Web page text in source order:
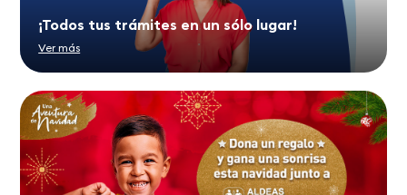
¡Todos tus trámites en un sólo lugar!
Ver más